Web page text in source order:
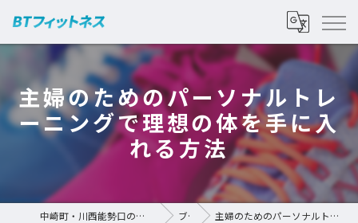
主婦のためのパーソナルトレ
ーニングで理想の体を手に入
れる方法
中崎町・川西能勢口のパーソナルジムなら | BTフィットネス ブログ 主婦のためのパーソナルトレーニングで理想の体を手に入れる方法